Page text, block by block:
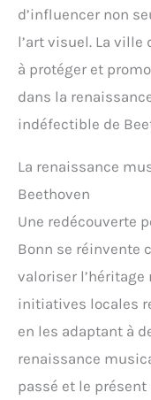
d’influencer non
l’art visuel. La
à protéger et
dans la
indéfectible de
La renaissance
Beethoven
Une redécouverte
Bonn se réinvente
valoriser l’héritage
initiatives locales
en les adaptant à
renaissance
passé et le